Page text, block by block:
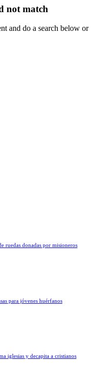
not match
and do a search below or
ruedas donadas por misioneros
para jóvenes huérfanos
iglesias y decapita a cristianos